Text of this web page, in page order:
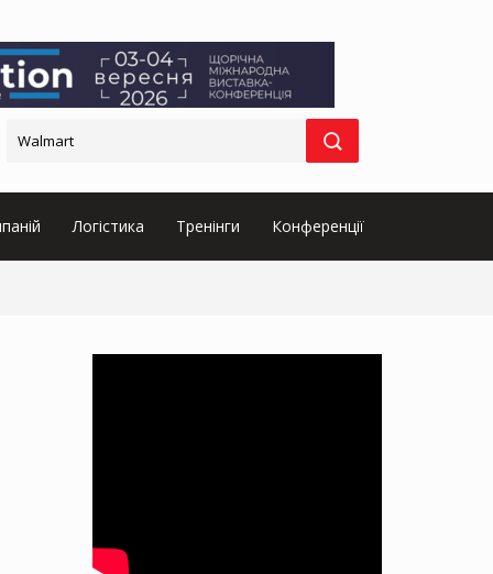
Логістика Тренінги Конференції